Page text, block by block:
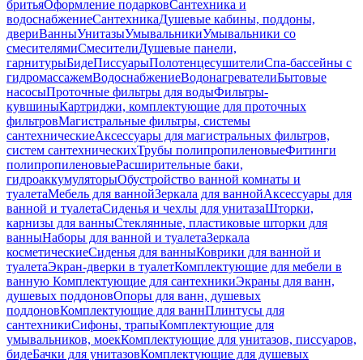
бритьяОформление подарковСантехника и
водоснабжениеСантехникаДушевые кабины, поддоны,
двериВанныУнитазыУмывальникиУмывальники со
смесителямиСмесителиДушевые панели,
гарнитурыБидеПиссуарыПолотенцесушителиСпа-бассейны с
гидромассажемВодоснабжениеВодонагревателиБытовые
насосыПроточные фильтры для водыФильтры-
кувшиныКартриджи, комплектующие для проточных
фильтровМагистральные фильтры, системы
сантехническиеАксессуары для магистральных фильтров,
систем сантехническихТрубы полипропиленовыеФитинги
полипропиленовыеРасширительные баки,
гидроаккумуляторыОбустройство ванной комнаты и
туалетаМебель для ваннойЗеркала для ваннойАксессуары для
ванной и туалетаСиденья и чехлы для унитазаШторки,
карнизы для ванныСтеклянные, пластиковые шторки для
ванныНаборы для ванной и туалетаЗеркала
косметическиеСиденья для ванныКоврики для ванной и
туалетаЭкран-дверки в туалетКомплектующие для мебели в
ванную Комплектующие для сантехникиЭкраны для ванн,
душевых поддоновОпоры для ванн, душевых
поддоновКомплектующие для ваннПлинтусы для
сантехникиСифоны, трапыКомплектующие для
умывальников, моекКомплектующие для унитазов, писсуаров,
бидеБачки для унитазовКомплектующие для душевых